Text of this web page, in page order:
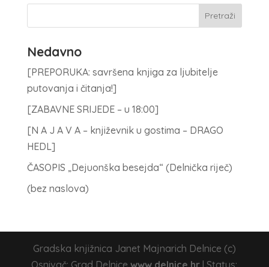
Nedavno
[PREPORUKA: savršena knjiga za ljubitelje
putovanja i čitanja!]
[ZABAVNE SRIJEDE – u 18:00]
[N A J A V A – književnik u gostima – DRAGO
HEDL]
ČASOPIS „Dejuonška besejda“ (Delnička riječ)
(bez naslova)
Gradska knjižnica Janet Majnarich Delnice (c)